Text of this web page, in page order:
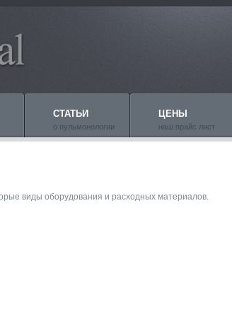
СТАТЬИ
о пульмонологии
ЦЕНЫ
наш прайс лист
виды оборудования и расходных материалов.